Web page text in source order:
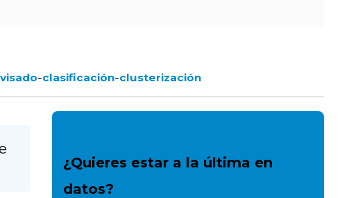
-clasificación-clusterización
¿Quieres estar a la última en
datos?